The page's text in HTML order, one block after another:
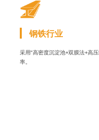
钢铁行业
采用“高密度沉淀池+双膜法+高
率。